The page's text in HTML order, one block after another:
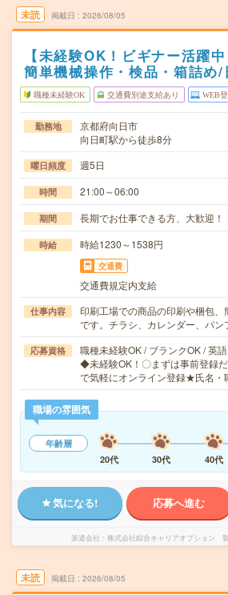
未読 掲載日 2026/08/05
【未経験OK！ビギナー活躍
簡単機械操作・検品・箱詰め
職種未経験OK 交通費別途支給あり WEB
勤務地
京都府向日市
向日町駅から徒歩8分
曜日頻度 週5日
時間 21:00～06:00
期間 長期でお仕事できる方、大歓迎！
時給 時給1230～1538円
交通費
交通費規定内支給
仕事内容
印刷工場での商品の印刷や梱包
です。チラシ、カレンダー、パ
応募資格
職種未経験OK / ブランクOK / 英
◆未経験OK！〇まずは事前登録
で気軽にオンライン登録★氏名
職場の雰囲気
年齢層
20代
30代 40代
気になる! 応募へ進む
派遣会社 株式会社綜合キャリアオプション 製
未読 掲載日 2026/08/05